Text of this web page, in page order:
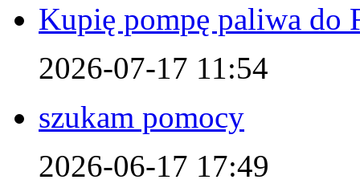
Kupię pompę paliwa do
2026-07-17 11:54
szukam pomocy
2026-06-17 17:49